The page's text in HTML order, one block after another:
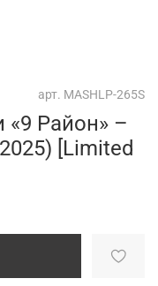
арт. MASHLP-265S
«9 Район» –
[Limited